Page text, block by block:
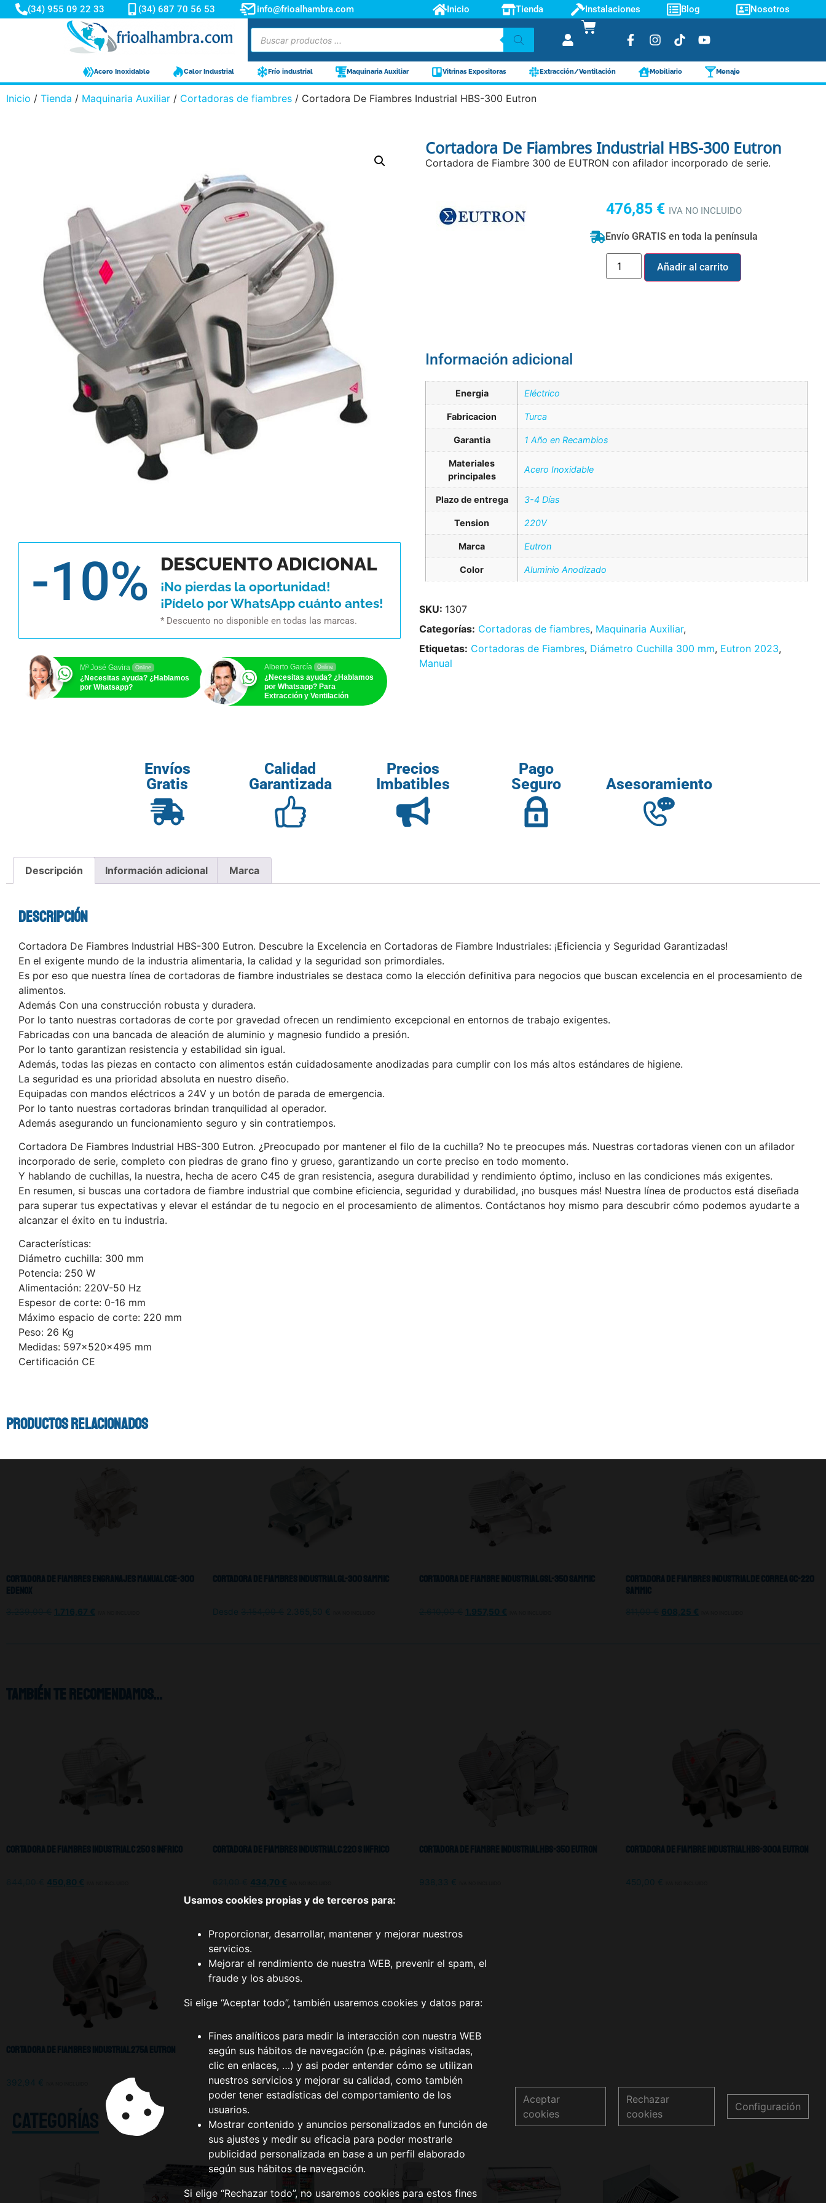
(34) 955 09 22 33 (34) 687 70 56 53 info@frioalhambra.com Inicio Tienda Instalaciones Blog Nosotros
Acero Inoxidable Calor Industrial Frío industrial Maquinaria Auxiliar Vitrinas Expositoras Extracción/Ventilación Mobiliario Menaje
Inicio / Tienda / Maquinaria Auxiliar / Cortadoras de fiambres / Cortadora De Fiambres Industrial HBS-300 Eutron
-10% DESCUENTO ADICIONAL
¡No pierdas la oportunidad!
¡Pídelo por WhatsApp cuánto antes!
* Descuento no disponible en todas las marcas.
Mª José Gavira Online
¿Necesitas ayuda? ¿Hablamos
por Whatsapp?
Alberto García Online
¿Necesitas ayuda? ¿Hablamos
por Whatsapp? Para
Extracción y Ventilación
Cortadora De Fiambres Industrial HBS-300 Eutron
Cortadora de Fiambre 300 de EUTRON con afilador incorporado de serie.
476,85 € IVA NO INCLUIDO
Envío GRATIS en toda la península
Añadir al carrito
Información adicional
Energia Eléctrico
Fabricacion Turca
Garantia 1 Año en Recambios
Materiales
principales
Acero Inoxidable
Plazo de entrega 3-4 Días
Tension 220V
Marca Eutron
Color Aluminio Anodizado
SKU: 1307
Categorías: Cortadoras de fiambres, Maquinaria Auxiliar,
Etiquetas: Cortadoras de Fiambres, Diámetro Cuchilla 300 mm, Eutron 2023,
Manual
Envíos
Gratis
Calidad
Garantizada
Precios
Imbatibles
Pago
Seguro
Asesoramiento
Descripción Información adicional Marca
Descripción
Cortadora De Fiambres Industrial HBS-300 Eutron. Descubre la Excelencia en Cortadoras de Fiambre Industriales: ¡Eficiencia y Seguridad Garantizadas!
En el exigente mundo de la industria alimentaria, la calidad y la seguridad son primordiales.
Es por eso que nuestra línea de cortadoras de fiambre industriales se destaca como la elección definitiva para negocios que buscan excelencia en el procesamiento de
alimentos.
Además Con una construcción robusta y duradera.
Por lo tanto nuestras cortadoras de corte por gravedad ofrecen un rendimiento excepcional en entornos de trabajo exigentes.
Fabricadas con una bancada de aleación de aluminio y magnesio fundido a presión.
Por lo tanto garantizan resistencia y estabilidad sin igual.
Además, todas las piezas en contacto con alimentos están cuidadosamente anodizadas para cumplir con los más altos estándares de higiene.
La seguridad es una prioridad absoluta en nuestro diseño.
Equipadas con mandos eléctricos a 24V y un botón de parada de emergencia.
Por lo tanto nuestras cortadoras brindan tranquilidad al operador.
Además asegurando un funcionamiento seguro y sin contratiempos.
Cortadora De Fiambres Industrial HBS-300 Eutron. ¿Preocupado por mantener el filo de la cuchilla? No te preocupes más. Nuestras cortadoras vienen con un afilador
incorporado de serie, completo con piedras de grano fino y grueso, garantizando un corte preciso en todo momento.
Y hablando de cuchillas, la nuestra, hecha de acero C45 de gran resistencia, asegura durabilidad y rendimiento óptimo, incluso en las condiciones más exigentes.
En resumen, si buscas una cortadora de fiambre industrial que combine eficiencia, seguridad y durabilidad, ¡no busques más! Nuestra línea de productos está diseñada
para superar tus expectativas y elevar el estándar de tu negocio en el procesamiento de alimentos. Contáctanos hoy mismo para descubrir cómo podemos ayudarte a
alcanzar el éxito en tu industria.
Características:
Diámetro cuchilla: 300 mm
Potencia: 250 W
Alimentación: 220V-50 Hz
Espesor de corte: 0-16 mm
Máximo espacio de corte: 220 mm
Peso: 26 Kg
Medidas: 597x520x495 mm
Certificación CE
Productos relacionados
Cortadora De Fiambres Engranajes Manual CGE-300
Edenox
1.716,67 €
Cortadora De Fiambres Industrial GL-300 Sammic
Desde 2.365,50 €
Cortadora De Fiambre Industrial Gsl-350 Sammic
1.957,50 €
Cortadora De Fiambres Industrial De Correa GC-220
Sammic
608,25 €
También te recomendamos…
Cortadora De Fiambres Industrial C 250 S Infrico
450,80 €
Cortadora De Fiambres Industrial C 220 S Infrico
434,70 €
Cortadora De Fiambre Industrial HBS-350 Eutron
938,33 €
Cortadora De Fiambre Industrial HBS-300A Eutron
450,00 €
Cortadora De Fiambres Industrial 275A Eutron
392,94 €
CATEGORÍAS
Usamos cookies propias y de terceros para:
Proporcionar, desarrollar, mantener y mejorar nuestros
servicios.
Mejorar el rendimiento de nuestra WEB, prevenir el spam, el
fraude y los abusos.
Si elige “Aceptar todo”, también usaremos cookies y datos para:
Fines analíticos para medir la interacción con nuestra WEB
según sus hábitos de navegación (p.e. páginas visitadas,
clic en enlaces, …) y asi poder entender cómo se utilizan
nuestros servicios y mejorar su calidad, como también
poder tener estadísticas del comportamiento de los
usuarios.
Mostrar contenido y anuncios personalizados en función de
sus ajustes y medir su eficacia para poder mostrarle
publicidad personalizada en base a un perfil elaborado
según sus hábitos de navegación.
Si elige “Rechazar todo”, no usaremos cookies para estos fines
Aceptar
cookies
Rechazar
cookies
Configuración